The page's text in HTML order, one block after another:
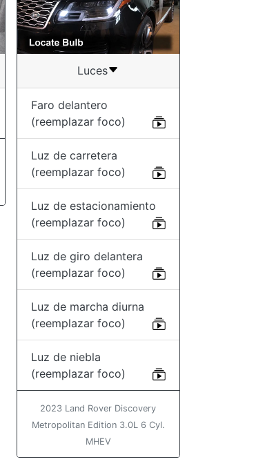
Luces
Faro delantero
(reemplazar foco)
Luz de carretera
(reemplazar foco)
Luz de estacionamiento
(reemplazar foco)
Luz de giro delantera
(reemplazar foco)
Luz de marcha diurna
(reemplazar foco)
Luz de niebla
(reemplazar foco)
2023 Land Rover Discovery
Metropolitan Edition 3.0L 6 Cyl.
MHEV